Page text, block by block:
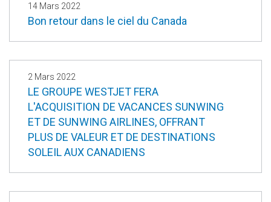
14 Mars 2022
Bon retour dans le ciel du Canada
2 Mars 2022
LE GROUPE WESTJET FERA
L'ACQUISITION DE VACANCES SUNWING
ET DE SUNWING AIRLINES, OFFRANT
PLUS DE VALEUR ET DE DESTINATIONS
SOLEIL AUX CANADIENS